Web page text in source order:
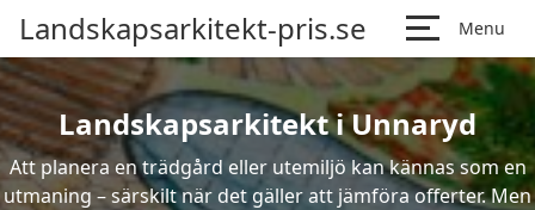
Landskapsarkitekt-pris.se Menu
Landskapsarkitekt i Unnaryd
Att planera en trädgård eller utemiljö kan kännas som en
utmaning – särskilt när det gäller att jämföra offerter. Men